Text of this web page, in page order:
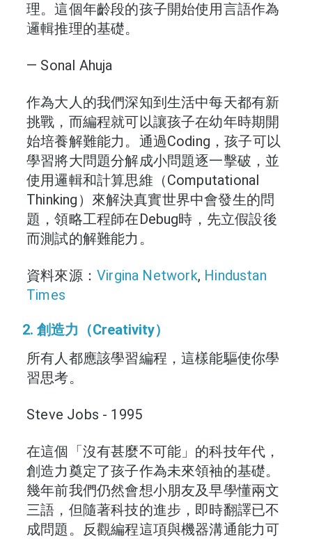
理。這個年齡段的孩子開始使用言語作為
邏輯推理的基礎。
— Sonal Ahuja
作為大人的我們深知到生活中每天都有新
挑戰，而編程就可以讓孩子在幼年時期開
始培養解難能力。通過Coding，孩子可以
學習將大問題分解成小問題逐一擊破，並
使用邏輯和計算思維（Computational
Thinking）來解決真實世界中會發生的問
題，領略工程師在Debug時，先立假設後
而測試的解難能力。
資料來源： Virgina Network, Hindustan
Times
2. 創造力（Creativity）
所有人都應該學習編程，這樣能驅使你學
習思考。
Steve Jobs - 1995
在這個「沒有甚麼不可能」的科技年代，
創造力奠定了孩子作為未來領袖的基礎。
幾年前我們仍然會想小朋友及早學懂兩文
三語，但隨著科技的進步，即時翻譯已不
成問題。反觀編程這項與機器溝通能力可